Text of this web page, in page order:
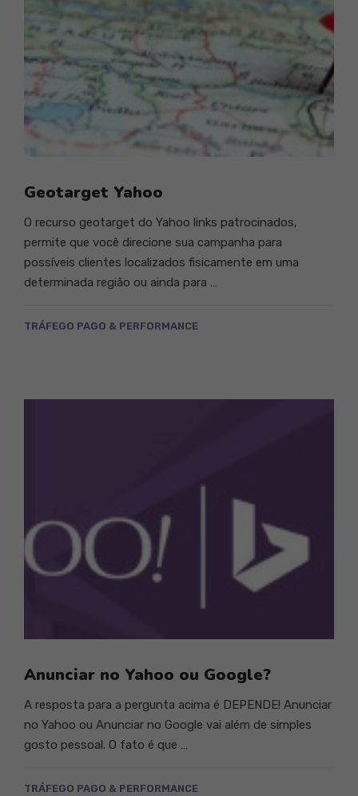
Geotarget Yahoo
O recurso geotarget do Yahoo links patrocinados,
permite que você direcione sua campanha para
possíveis clientes localizados fisicamente em uma
determinada região ou ainda para …
TRÁFEGO PAGO & PERFORMANCE
Anunciar no Yahoo ou Google?
A resposta para a pergunta acima é DEPENDE! Anunciar
no Yahoo ou Anunciar no Google vai além de simples
gosto pessoal. O fato é que …
TRÁFEGO PAGO & PERFORMANCE